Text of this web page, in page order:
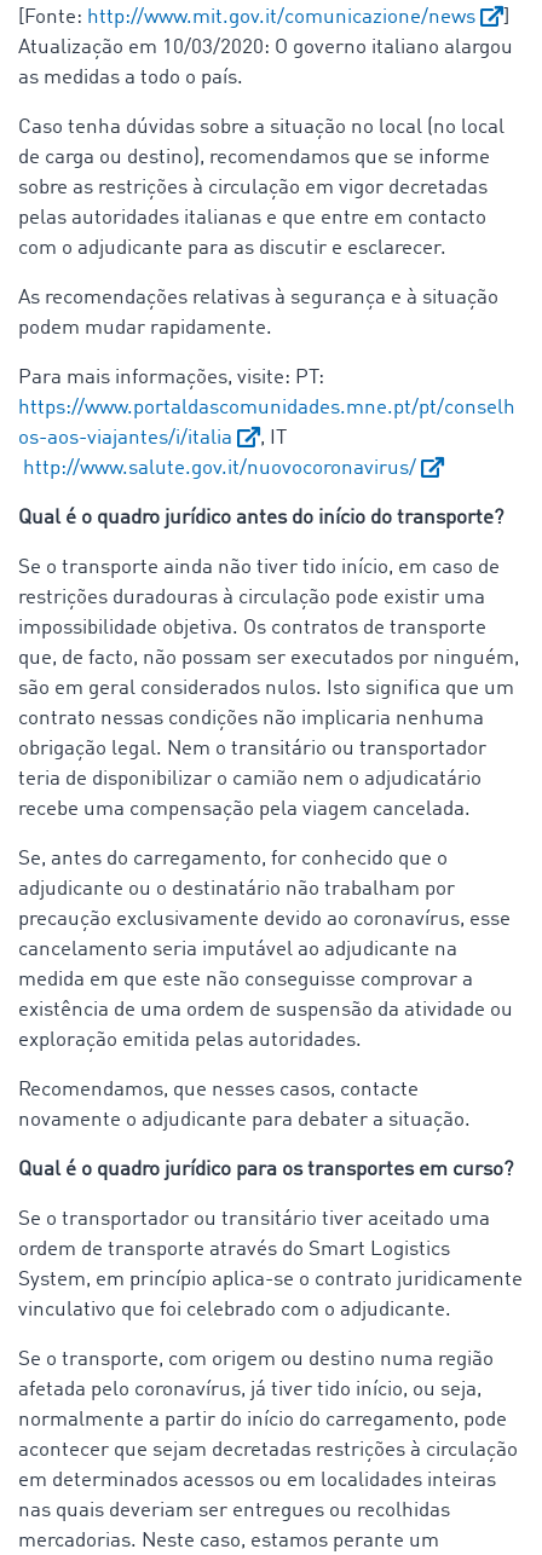
[Fonte: http://www.mit.gov.it/comunicazione/news
]
Atualização em 10/03/2020: O governo italiano alargou
as medidas a todo o país.
Caso tenha dúvidas sobre a situação no local (no local
de carga ou destino), recomendamos que se informe
sobre as restrições à circulação em vigor decretadas
pelas autoridades italianas e que entre em contacto
com o adjudicante para as discutir e esclarecer.
As recomendações relativas à segurança e à situação
podem mudar rapidamente.
Para mais informações, visite: PT:
https://www.portaldascomunidades.mne.pt/pt/conselh
os-aos-viajantes/i/italia
, IT
http://www.salute.gov.it/nuovocoronavirus/
Qual é o quadro jurídico antes do início do transporte?
Se o transporte ainda não tiver tido início, em caso de
restrições duradouras à circulação pode existir uma
impossibilidade objetiva. Os contratos de transporte
que, de facto, não possam ser executados por ninguém,
são em geral considerados nulos. Isto significa que um
contrato nessas condições não implicaria nenhuma
obrigação legal. Nem o transitário ou transportador
teria de disponibilizar o camião nem o adjudicatário
recebe uma compensação pela viagem cancelada.
Se, antes do carregamento, for conhecido que o
adjudicante ou o destinatário não trabalham por
precaução exclusivamente devido ao coronavírus, esse
cancelamento seria imputável ao adjudicante na
medida em que este não conseguisse comprovar a
existência de uma ordem de suspensão da atividade ou
exploração emitida pelas autoridades.
Recomendamos, que nesses casos, contacte
novamente o adjudicante para debater a situação.
Qual é o quadro jurídico para os transportes em curso?
Se o transportador ou transitário tiver aceitado uma
ordem de transporte através do Smart Logistics
System, em princípio aplica-se o contrato juridicamente
vinculativo que foi celebrado com o adjudicante.
Se o transporte, com origem ou destino numa região
afetada pelo coronavírus, já tiver tido início, ou seja,
normalmente a partir do início do carregamento, pode
acontecer que sejam decretadas restrições à circulação
em determinados acessos ou em localidades inteiras
nas quais deveriam ser entregues ou recolhidas
mercadorias. Neste caso, estamos perante um